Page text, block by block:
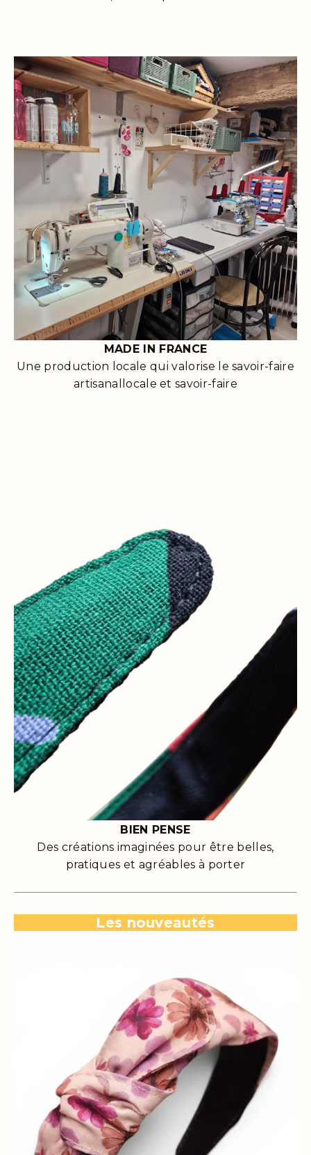
MADE IN FRANCE
Une production locale qui valorise le savoir-faire
artisanallocale et savoir-faire
BIEN PENSE
Des créations imaginées pour être belles,
pratiques et agréables à porter
Les nouveautés